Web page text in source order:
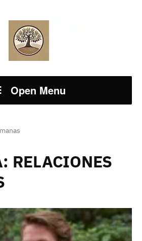
Open Menu
RELACIONES